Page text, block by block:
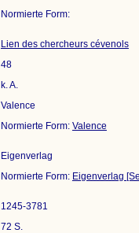
Normierte Form:
Lien des chercheurs cévenols
48
k. A.
Valence
Normierte Form: Valence
Eigenverlag
Normierte Form: Eigenverlag
1245-3781
72 S.